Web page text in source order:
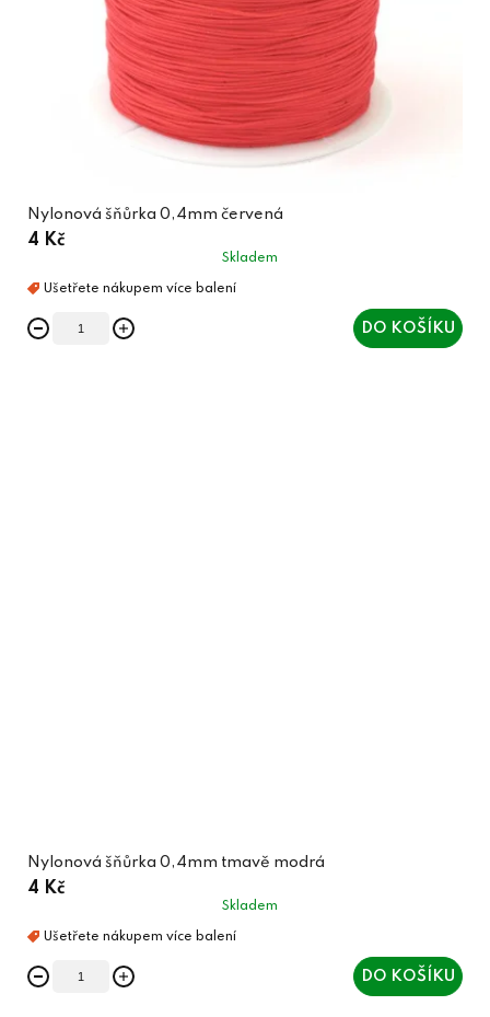
Nylonová šňůrka 0,4mm červená
4 Kč
Skladem
DO KOŠÍKU
Nylonová šňůrka 0,4mm tmavě modrá
4 Kč
Skladem
DO KOŠÍKU